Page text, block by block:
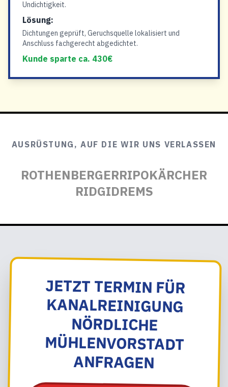
Undichtigkeit.
Lösung:
Dichtungen geprüft, Geruchsquelle lokalisiert und
Anschluss fachgerecht abgedichtet.
Kunde sparte ca. 430€
AUSRÜSTUNG, AUF DIE WIR UNS VERLASSEN
ROTHENBERGERRIPOKÄRCHER
RIDGIDREMS
JETZT TERMIN FÜR
KANALREINIGUNG
NÖRDLICHE
MÜHLENVORSTADT
ANFRAGEN